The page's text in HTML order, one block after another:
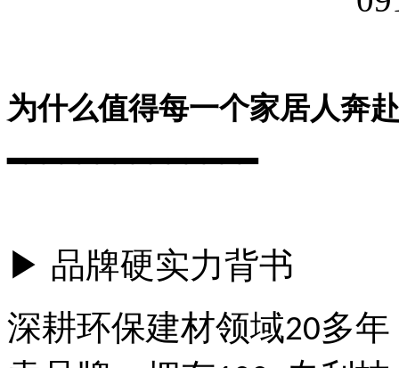
为什么值得每一个家居人奔
━━━━━━━━━━━━━━
▶ 品牌硬实力背书
深耕环保建材领域20多